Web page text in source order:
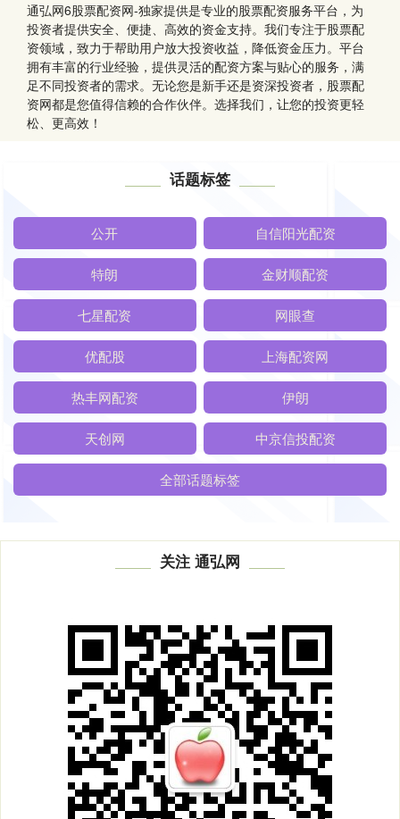
通弘网6股票配资网-独家提供是专业的股票配资服务平台，为
投资者提供安全、便捷、高效的资金支持。我们专注于股票配
资领域，致力于帮助用户放大投资收益，降低资金压力。平台
拥有丰富的行业经验，提供灵活的配资方案与贴心的服务，满
足不同投资者的需求。无论您是新手还是资深投资者，股票配
资网都是您值得信赖的合作伙伴。选择我们，让您的投资更轻
松、更高效！
话题标签
公开 自信阳光配资
特朗 金财顺配资
七星配资 网眼查
优配股 上海配资网
热丰网配资 伊朗
天创网 中京信投配资
全部话题标签
关注 通弘网